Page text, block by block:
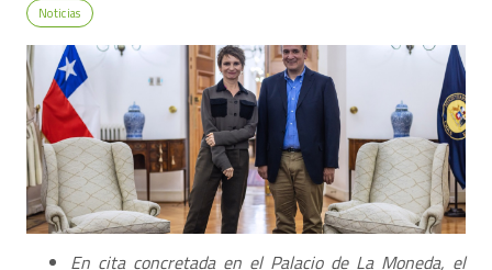
Noticias
En cita concretada en el Palacio de La Moneda, el